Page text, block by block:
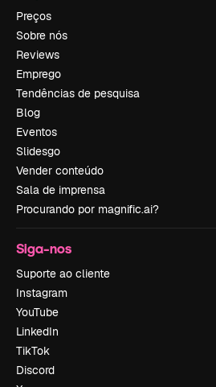
Preços
Sobre nós
Reviews
Emprego
Tendências de pesquisa
Blog
Eventos
Slidesgo
Vender conteúdo
Sala de imprensa
Procurando por magnific.ai?
Siga-nos
Suporte ao cliente
Instagram
YouTube
LinkedIn
TikTok
Discord